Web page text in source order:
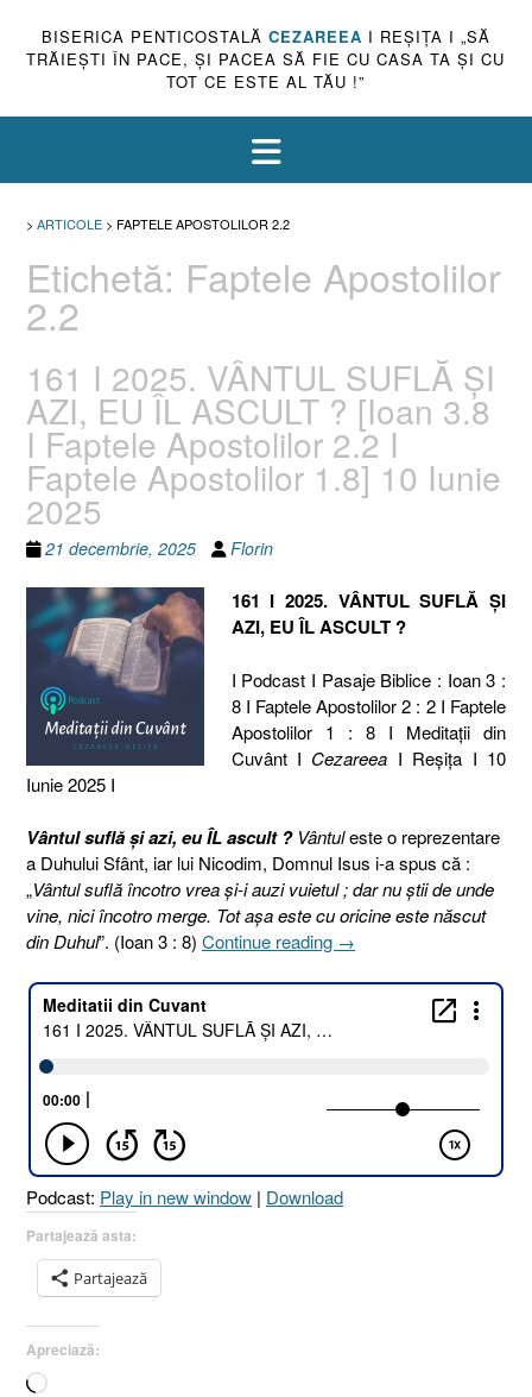
BISERICA PENTICOSTALĂ CEZAREEA I REŞIŢA I „SĂ
TRĂIEŞTI ÎN PACE, ŞI PACEA SĂ FIE CU CASA TA ŞI CU
TOT CE ESTE AL TĂU !”
> ARTICOLE > FAPTELE APOSTOLILOR 2.2
Etichetă: Faptele Apostolilor
2.2
161 I 2025. VÂNTUL SUFLĂ ȘI
AZI, EU ÎL ASCULT ? [Ioan 3.8
I Faptele Apostolilor 2.2 I
Faptele Apostolilor 1.8] 10 Iunie
2025
21 decembrie, 2025 Florin
161 I 2025. VÂNTUL SUFLĂ ȘI
AZI, EU ÎL ASCULT ?
I Podcast I Pasaje Biblice : Ioan 3 :
8 I Faptele Apostolilor 2 : 2 I Faptele
Apostolilor 1 : 8 I Meditaţii din
Cuvânt I Cezareea I Reşiţa I 10
Iunie 2025 I
Vântul suflă și azi, eu ÎL ascult ? Vântuleste o reprezentare
a Duhului Sfânt, iar lui Nicodim, Domnul Isus i-a spus că :
„Vântul suflă încotro vrea şi-i auzi vuietul ; dar nu ştii de unde
vine, nici încotro merge. Tot aşa este cu oricine este născut
din Duhul”. (Ioan 3 : 8) Continue reading „161
2025.
ASCULT
?
→
Podcast: Play in new window | Download
Partajează asta:
Partajează
Apreciază:
Încarc...